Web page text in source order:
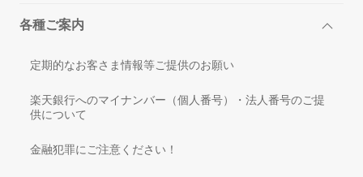
03-A 解約方法
動的に解約となります。
・ご利用期間内であっても、当社が本サービスの契約条件と
合、当該別途定めるサービスを解約したとき、本サービス
各種ご案内
定期的なお客さま情報等ご提供のお願い
楽天銀行へのマイナンバー（個人番号）・法人番号のご提
供について
金融犯罪にご注意ください！